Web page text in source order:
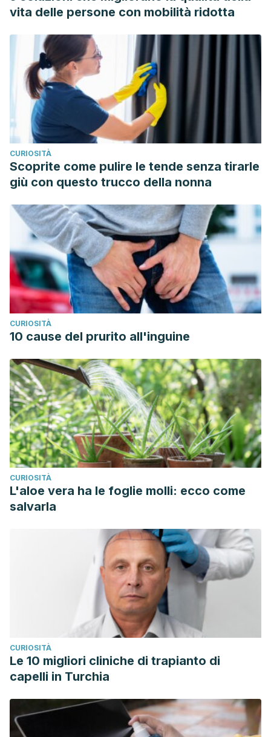
vita delle persone con mobilità ridotta
CURIOSITÀ
Scoprite come pulire le tende senza tirarle
giù con questo trucco della nonna
CURIOSITÀ
10 cause del prurito all'inguine
CURIOSITÀ
L'aloe vera ha le foglie molli: ecco come
salvarla
CURIOSITÀ
Le 10 migliori cliniche di trapianto di
capelli in Turchia